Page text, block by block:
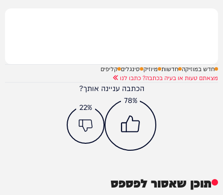
חדש במוזיקה חדשות מיוזיק סינגלים קליפים
מצאתם טעות או בעיה בכתבה? כתבו לנו
הכתבה עניינה אותך?
78%
22%
תוכן שאסור לפספס